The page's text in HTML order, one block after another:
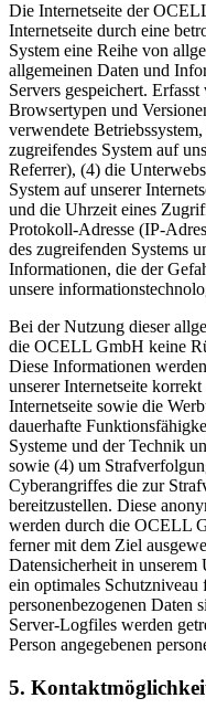
Die Internetseite der
Internetseite durch eine
System eine Reihe von
allgemeinen Daten und
Servers gespeichert.
Browsertypen und
verwendete
zugreifendes System auf
Referrer), (4) die
System auf unserer
und die Uhrzeit eines
Protokoll-Adresse (IP-
des zugreifenden Systems
Informationen, die der
unsere
Bei der Nutzung dieser
die OCELL GmbH keine
Diese Informationen
unserer Internetseite
Internetseite sowie die
dauerhafte
Systeme und der Technik
sowie (4) um
Cyberangriffes die zur
bereitzustellen. Diese
werden durch die OCELL
ferner mit dem Ziel
Datensicherheit in unserem
ein optimales Schutzniveau
personenbezogenen Daten
Server-Logfiles werden
Person angegebenen
5.